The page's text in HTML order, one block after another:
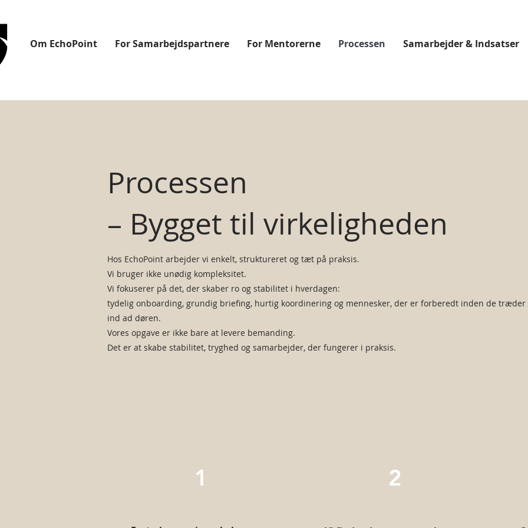
Om EchoPoint For Samarbejdspartnere For Mentorerne Processen Samarbejder & Indsatser
Processen
– Bygget til virkeligheden
Hos EchoPoint arbejder vi enkelt, struktureret og tæt på praksis.
Vi bruger ikke unødig kompleksitet.
Vi fokuserer på det, der skaber ro og stabilitet i hverdagen:
tydelig onboarding, grundig briefing, hurtig koordinering og mennesker, der er forberedt inden de træder
ind ad døren.
Vores opgave er ikke bare at levere bemanding.
Det er at skabe stabilitet, tryghed og samarbejder, der fungerer i praksis.
1 2